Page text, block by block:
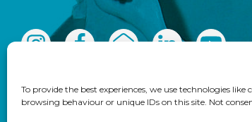
To provide the best experiences, we use technologies
browsing behaviour or unique IDs on this site. Not